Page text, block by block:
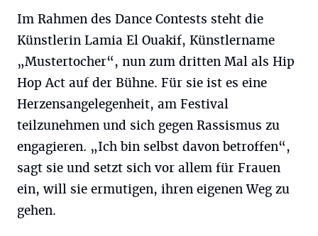
Im Rahmen des Dance Contests steht die
Künstlerin Lamia El Ouakif, Künstlername
„Mustertocher“, nun zum dritten Mal als Hip
Hop Act auf der Bühne. Für sie ist es eine
Herzensangelegenheit, am Festival
teilzunehmen und sich gegen Rassismus zu
engagieren. „Ich bin selbst davon betroffen“,
sagt sie und setzt sich vor allem für Frauen
ein, will sie ermutigen, ihren eigenen Weg zu
gehen.